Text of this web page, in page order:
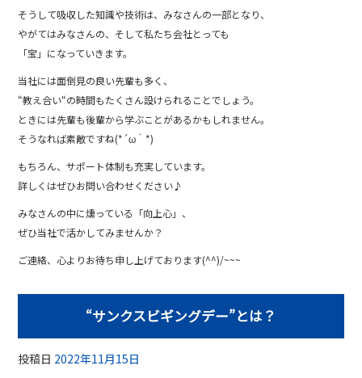
そうして吸収した知識や技術は、みなさんの一部となり、
やがてはみなさんの、そして私たち会社とっても
「宝」になっていきます。
当社には面倒見の良い先輩も多く、
“教え合い“の時間もたくさん設けられることでしょう。
ときには先輩も後輩から学ぶことがあるかもしれません。
そうなれば素敵ですね(*´ω｀*)
もちろん、サポート体制も充実しています。
詳しくはぜひお問い合わせください♪
みなさんの中に燻っている「向上心」、
ぜひ当社で活かしてみませんか？
ご連絡、心よりお待ち申し上げております(^^)/~~~
“サンクスビギングデー”とは？
投稿日 2022年11月15日